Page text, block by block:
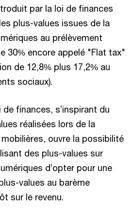
par la loi de finances
plus-values issues de la
au prélèvement
30% encore appelé "Flat tax"
de 12,8% plus 17,2% au
sociaux).
de finances, s’inspirant du
réalisées lors de la
ouvre la possibilité
des plus-values sur
d’opter pour une
values au barème
sur le revenu.